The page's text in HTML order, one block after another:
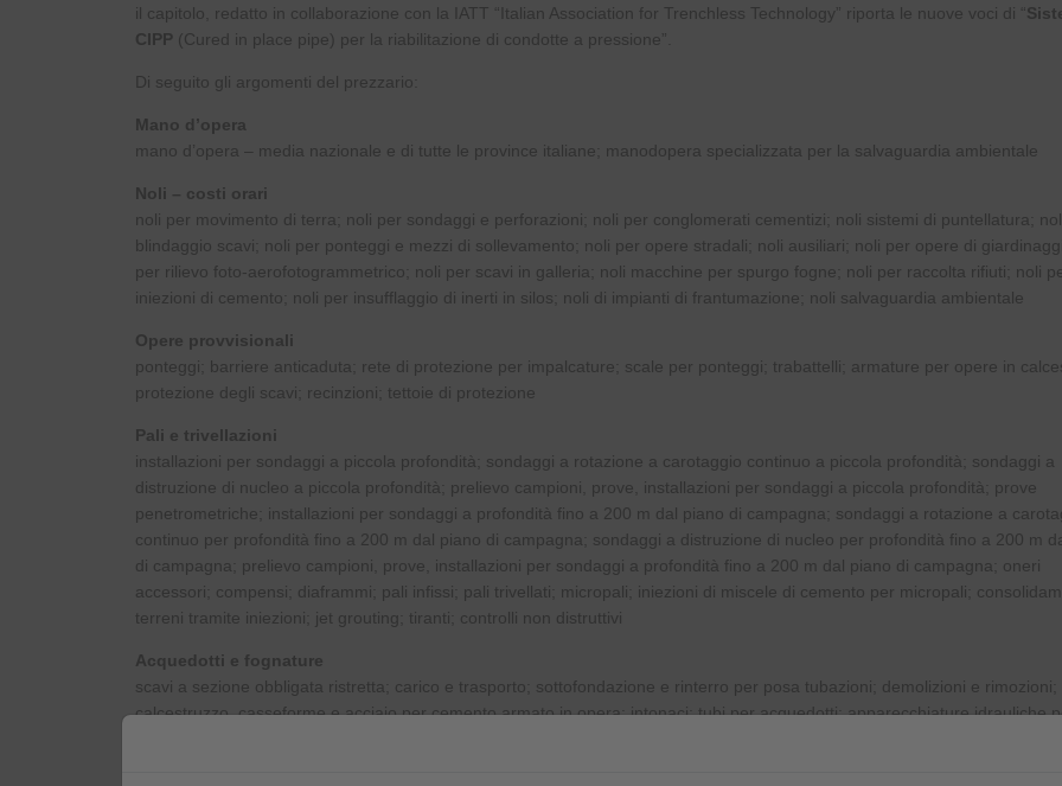
il capitolo, redatto in collaborazione con la IATT “Italian Association for Trenchless Technology” riporta le nuove voci di “
CIPP (Cured in place pipe) per la riabilitazione di condotte a pressione”.
Di seguito gli argomenti del prezzario:
Mano d’opera
mano d’opera – media nazionale e di tutte le province italiane; manodopera specializzata per la salvaguardia ambientale
Noli – costi orari
noli per movimento di terra; noli per sondaggi e perforazioni; noli per conglomerati cementizi; noli sistemi di puntellatura;
blindaggio scavi; noli per ponteggi e mezzi di sollevamento; noli per opere stradali; noli ausiliari; noli per opere di
per rilievo foto-aerofotogrammetrico; noli per scavi in galleria; noli macchine per spurgo fogne; noli per raccolta rifiuti; noli
iniezioni di cemento; noli per insufflaggio di inerti in silos; noli di impianti di frantumazione; noli salvaguardia ambientale
Opere provvisionali
ponteggi; barriere anticaduta; rete di protezione per impalcature; scale per ponteggi; trabattelli; armature per opere in
protezione degli scavi; recinzioni; tettoie di protezione
Pali e trivellazioni
installazioni per sondaggi a piccola profondità; sondaggi a rotazione a carotaggio continuo a piccola profondità; sondaggi a
distruzione di nucleo a piccola profondità; prelievo campioni, prove, installazioni per sondaggi a piccola profondità; prove
penetrometriche; installazioni per sondaggi a profondità fino a 200 m dal piano di campagna; sondaggi a rotazione a
continuo per profondità fino a 200 m dal piano di campagna; sondaggi a distruzione di nucleo per profondità fino a 200 m
di campagna; prelievo campioni, prove, installazioni per sondaggi a profondità fino a 200 m dal piano di campagna; oneri
accessori; compensi; diaframmi; pali infissi; pali trivellati; micropali; iniezioni di miscele di cemento per micropali;
terreni tramite iniezioni; jet grouting; tiranti; controlli non distruttivi
Acquedotti e fognature
scavi a sezione obbligata ristretta; carico e trasporto; sottofondazione e rinterro per posa tubazioni; demolizioni e rimozioni;
calcestruzzo, casseforme e acciaio per cemento armato in opera; intonaci; tubi per acquedotti; apparecchiature idrauliche